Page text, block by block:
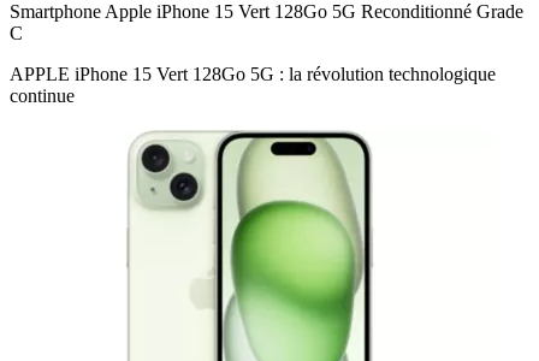
Smartphone Apple iPhone 15 Vert 128Go 5G Reconditionné Grade
C
APPLE iPhone 15 Vert 128Go 5G : la révolution technologique
continue